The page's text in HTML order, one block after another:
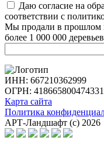
Даю согласие на
соответствии с
Мы продали в прошлом
более 1 000 000 деревьев
ИНН: 667210362999
ОГРН: 418665800474331
Карта сайта
Политика
АРТ-Ландшафт (с) 2026